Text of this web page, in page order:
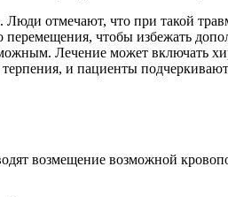
отмечают, что при такой
перемещения, чтобы избежать
Лечение может включать
и пациенты
возмещение возможной